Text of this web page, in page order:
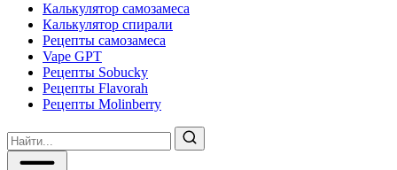
Калькулятор самозамеса
Калькулятор спирали
Рецепты самозамеса
Vape GPT
Рецепты Sobucky
Рецепты Flavorah
Рецепты Molinberry